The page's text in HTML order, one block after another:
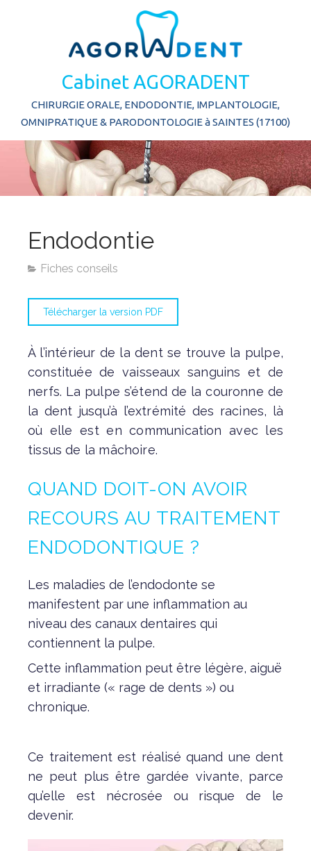
Cabinet AGORADENT
CHIRURGIE ORALE, ENDODONTIE, IMPLANTOLOGIE,
OMNIPRATIQUE & PARODONTOLOGIE à SAINTES (17100)
Endodontie
Fiches conseils
Télécharger la version PDF
À l’intérieur de la dent se trouve la pulpe,
constituée de vaisseaux sanguins et de
nerfs. La pulpe s’étend de la couronne de
la dent jusqu’à l’extrémité des racines, là
où elle est en communication avec les
tissus de la mâchoire.
QUAND DOIT-ON AVOIR
RECOURS AU TRAITEMENT
ENDODONTIQUE ?
Les maladies de l’endodonte se
manifestent par une inflammation au
niveau des canaux dentaires qui
contiennent la pulpe.
Cette inflammation peut être légère, aiguë
et irradiante (« rage de dents ») ou
chronique.
Ce traitement est réalisé quand une dent
ne peut plus être gardée vivante, parce
qu’elle est nécrosée ou risque de le
devenir.